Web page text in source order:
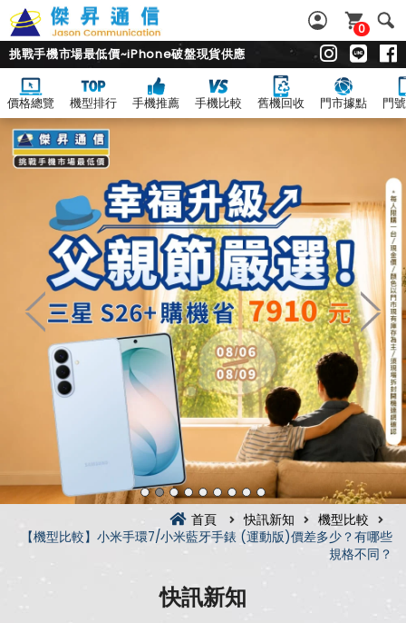
0
挑戰手機市場最低價~iPhone破盤現貨供應
價格總覽 機型排行 手機推薦 手機比較 舊機回收 門市據點 門
首頁 快訊新知
機型比較
【機型比較】小米手環7/小米藍牙手錶 (運動版)價差多少？有哪些
規格不同？
快訊新知